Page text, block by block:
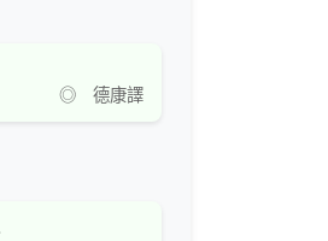
◎ 德康譯